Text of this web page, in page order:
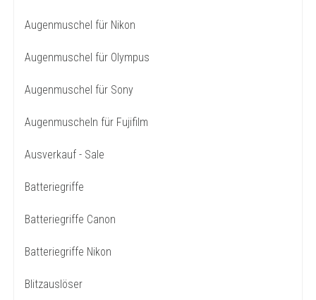
Augenmuschel für Nikon
Augenmuschel für Olympus
Augenmuschel für Sony
Augenmuscheln für Fujifilm
Ausverkauf - Sale
Batteriegriffe
Batteriegriffe Canon
Batteriegriffe Nikon
Blitzauslöser